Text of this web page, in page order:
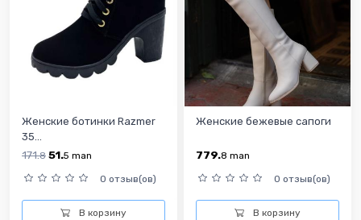
Женские ботинки Razmer
35...
171.8 51.5 man
0 отзыв(ов)
В корзину
Женские бежевые сапоги
779.8 man
0 отзыв(ов)
В корзину